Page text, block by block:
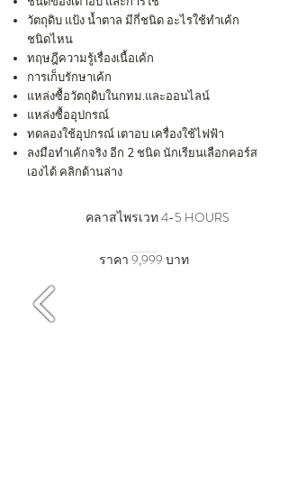
วัตถุดิบ แป้ง น้ำตาล มีกี่ชนิด อะไรใช้ทำเค้ก
ชนิดไหน
ทฤษฎีความรู้เรื่องเนื้อเค้ก
การเก็บรักษาเค้ก
แหล่งซื้อวัตถุดิบในกทม.และออนไลน์
แหล่งซื้ออุปกรณ์
ทดลองใช้อุปกรณ์ เตาอบ เครื่องใช้ไฟฟ้า
ลงมือทำเค้กจริง อีก 2 ชนิด นักเรียนเลือกคอร์ส
เองได้ คลิกด้านล่าง
คลาสไพรเวท 4-5 HOURS
ราคา 9,999 บาท